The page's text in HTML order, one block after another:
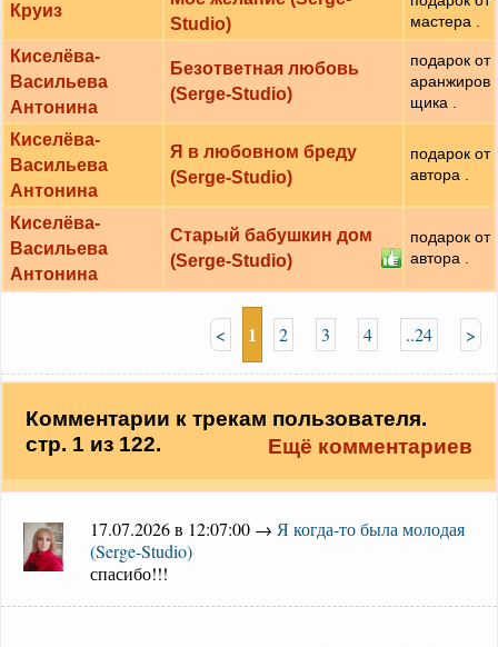
Круиз
Studio)
мастера .
Киселёва-
Васильева
Антонина
Безответная любовь
(Serge-Studio)
подарок от
аранжиров
щика .
Киселёва-
Васильева
Антонина
Я в любовном бреду
(Serge-Studio)
подарок от
автора .
Киселёва-
Васильева
Антонина
Старый бабушкин дом
(Serge-Studio)
подарок от
автора .
< 1 2 3 4 ..24 >
Комментарии к трекам пользователя.
стр. 1 из 122.
Ещё комментариев
17.07.2026 в 12:07:00 → Я когда-то была молодая
(Serge-Studio)
спасибо!!!